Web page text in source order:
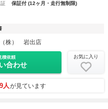
保証付 (12ヶ月・走行無制限)
（株） 岩出店
積依頼
合わせ
お気に入り
9人が見ています